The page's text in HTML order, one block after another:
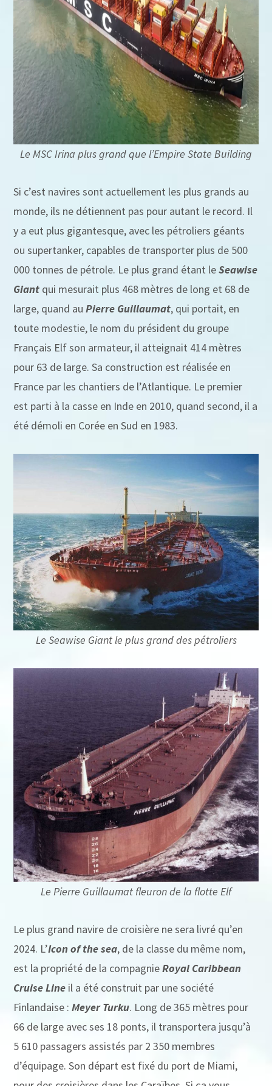
Le MSC Irina plus grand que l’Empire State Building
Si c’est navires sont actuellement les plus grands au
monde, ils ne détiennent pas pour autant le record. Il
y a eut plus gigantesque, avec les pétroliers géants
ou supertanker, capables de transporter plus de 500
000 tonnes de pétrole. Le plus grand étant leSeawise
Giant qui mesurait plus 468 mètres de long et 68 de
large, quand auPierre Guillaumat, qui portait, en
toute modestie, le nom du président du groupe
Français Elf son armateur, il atteignait 414 mètres
pour 63 de large. Sa construction est réalisée en
France par les chantiers de l’Atlantique. Le premier
est parti à la casse en Inde en 2010, quand second, il a
été démoli en Corée en Sud en 1983.
Le Seawise Giant le plus grand des pétroliers
Le Pierre Guillaumat fleuron de la flotte Elf
Le plus grand navire de croisière ne sera livré qu’en
2024. L’Icon of the sea, de la classe du même nom,
est la propriété de la compagnieRoyal Caribbean
Cruise Line il a été construit par une société
Finlandaise :Meyer Turku. Long de 365 mètres pour
66 de large avec ses 18 ponts, il transportera jusqu’à
5 610 passagers assistés par 2 350 membres
d’équipage. Son départ est fixé du port de Miami,